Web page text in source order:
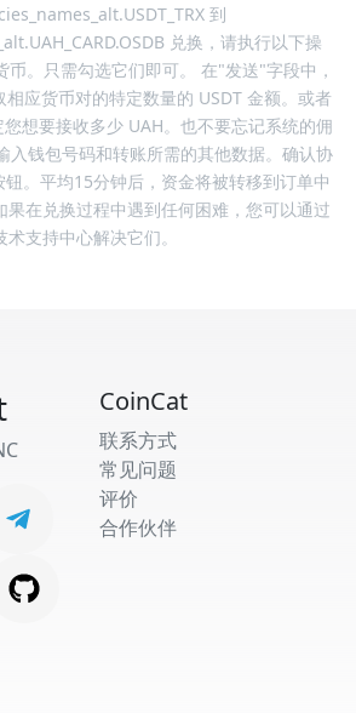
到
兑换，请执行以下操
币。只需勾选它们即可。 在"发送"字段中，
应货币对的特定数量的 USDT 金额。或者
想要接收多少 UAH。也不要忘记系统的佣
入钱包号码和转账所需的其他数据。确认协
。平均15分钟后，资金将被转移到订单中
果在兑换过程中遇到任何困难，您可以通过
术支持中心解决它们。
CoinCat
联系方式
常见问题
评价
合作伙伴